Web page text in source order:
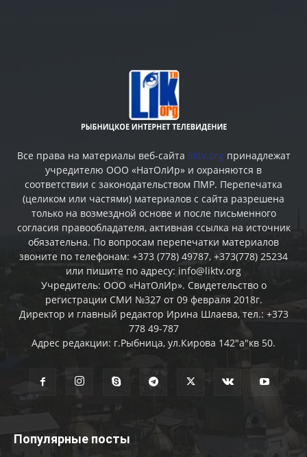
Все права на материалы веб-сайта liktv.org принадлежат
учредителю ООО «НатОлИр» и охраняются в
соответствии с законодательством ПМР. Перепечатка
(целиком или частями) материалов c сайта разрешена
только на возмездной основе и после письменного
согласия правообладателя, активная ссылка на источник
обязательна. По вопросам перепечатки материалов
звоните по телефонам: +373 (778) 49787, +373(778) 25234
или пишите по адресу: info@liktv.org
Учредитель: ООО «НатОлИр». Свидетельство о
регистрации СМИ №327 от 09 февраля 2018г.
Директор и главный редактор Ирина Шлаева, тел.: +373
778 49-787
Адрес редакции: г.Рыбница, ул.Кирова 142"а"кв 50.
Популярные посты